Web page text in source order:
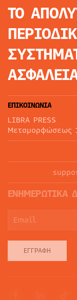
ΤΟ
ΕΠΙΚΟΙΝΩΝΙΑ
LIBRA PRESS
Μεταμορφώσεως
ΕΝΗΜΕΡΩΤΙΚΑ
ΕΓΓΡΑΦΉ